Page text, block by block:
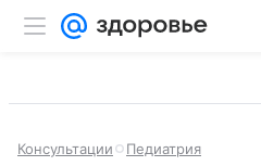
Консультации Педиатрия